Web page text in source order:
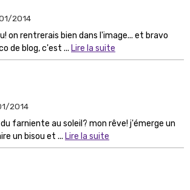
2014
on rentrerais bien dans l'image... et bravo
de blog, c'est ... Lire la suite
2014
farniente au soleil? mon rêve! j'émerge un
un bisou et ... Lire la suite